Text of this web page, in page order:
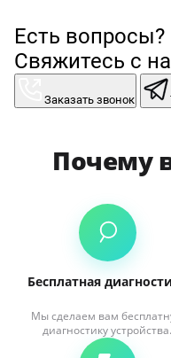
Есть вопросы?
Свяжитесь с
Заказать звонок
Почему
Бесплатная
Мы сделаем вам
диагностику устройства.